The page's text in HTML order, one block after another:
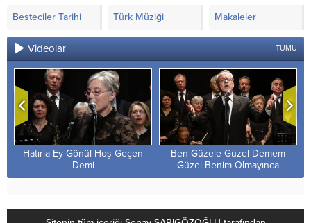
Besteciler Tarihi Türk Müziği Makaleler
Videolar TÜMÜ
Hatırla Ey Gönül Hoş Geçen
Demi
Ben Güzele Güzel Demem
Güzel Benim Olmayınca